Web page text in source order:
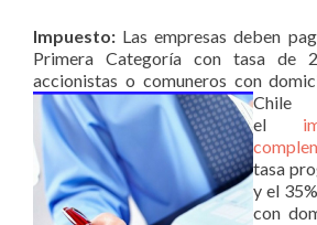
Impuesto: Las empresas deben
Primera Categoría con tasa de
accionistas o comuneros con do
Chile
el
tasa
y el
con